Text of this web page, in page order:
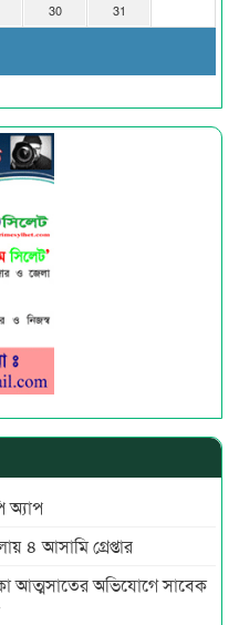
30 31
অ্যাপ
৪ আসামি গ্রেপ্তার
আত্মসাতের অভিযোগে সাবেক